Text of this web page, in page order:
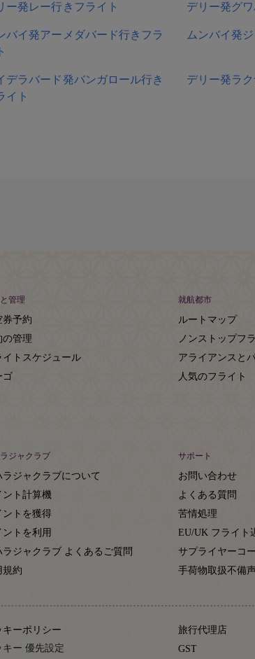
ー発レー行きフライト デリー発グ
バイ発アーメダバード行きフラ
ムンバイ発
デラバード発バンガロール行き
イト
デリー発ラ
管理
券予約
の管理
イトスケジュール
ゴ
就航都市
ルートマップ
ノンストップフ
アライアンスと
人気のフライト
ジャクラブ
ラジャクラブについて
ント計算機
ントを獲得
ントを利用
ラジャクラブ よくあるご質問
規約
サポート
お問い合わせ
よくある質問
苦情処理
EU/UK フライト
サプライヤーコ
手荷物取扱不備
キーポリシー
キー 優先設定
旅行代理店
GST